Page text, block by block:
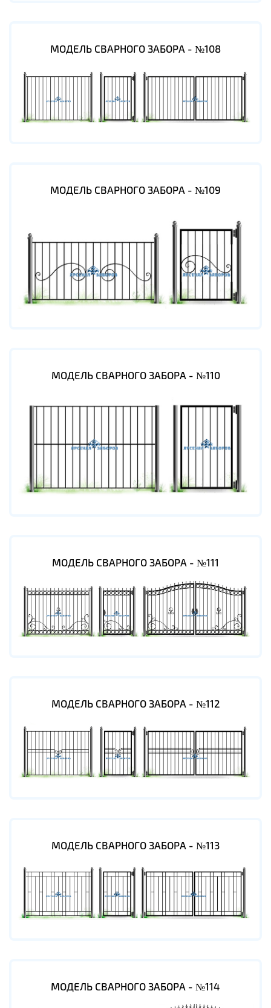
МОДЕЛЬ СВАРНОГО ЗАБОРА - №108
МОДЕЛЬ СВАРНОГО ЗАБОРА - №109
МОДЕЛЬ СВАРНОГО ЗАБОРА - №110
МОДЕЛЬ СВАРНОГО ЗАБОРА - №111
МОДЕЛЬ СВАРНОГО ЗАБОРА - №112
МОДЕЛЬ СВАРНОГО ЗАБОРА - №113
МОДЕЛЬ СВАРНОГО ЗАБОРА - №114